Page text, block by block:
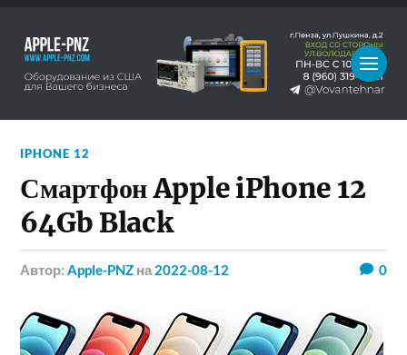
IPHONE 12
Смартфон Apple iPhone 12
64Gb Black
Автор:Apple-PNZ на 2022-08-12 0